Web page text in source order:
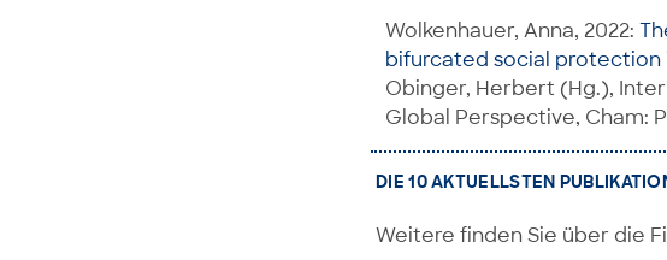
Wolkenhauer, Anna, 2022:
bifurcated social protection
Obinger, Herbert (Hg.),
Global Perspective, Cham:
DIE 10 AKTUELLSTEN
Weitere finden Sie über die